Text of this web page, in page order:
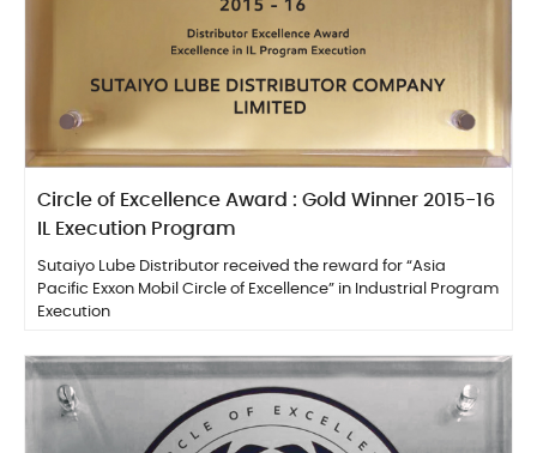
Circle of Excellence Award : Gold Winner 2015-16
IL Execution Program
Sutaiyo Lube Distributor received the reward for “Asia
Pacific Exxon Mobil Circle of Excellence” in Industrial Program
Execution